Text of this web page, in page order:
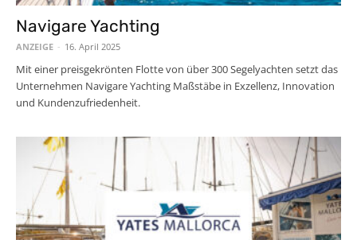
Navigare Yachting
ANZEIGE - 16. April 2025
Mit einer preisgekrönten Flotte von über 300 Segelyachten setzt das
Unternehmen Navigare Yachting Maßstäbe in Exzellenz, Innovation
und Kundenzufriedenheit.